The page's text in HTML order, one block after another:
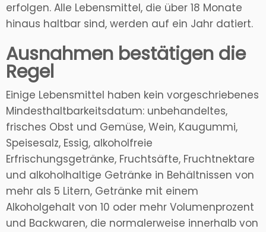
erfolgen. Alle Lebensmittel, die über 18 Monate
hinaus haltbar sind, werden auf ein Jahr datiert.
Ausnahmen bestätigen die
Regel
Einige Lebensmittel haben kein vorgeschriebenes
Mindesthaltbarkeitsdatum: unbehandeltes,
frisches Obst und Gemüse, Wein, Kaugummi,
Speisesalz, Essig, alkoholfreie
Erfrischungsgetränke, Fruchtsäfte, Fruchtnektare
und alkoholhaltige Getränke in Behältnissen von
mehr als 5 Litern, Getränke mit einem
Alkoholgehalt von 10 oder mehr Volumenprozent
und Backwaren, die normalerweise innerhalb von